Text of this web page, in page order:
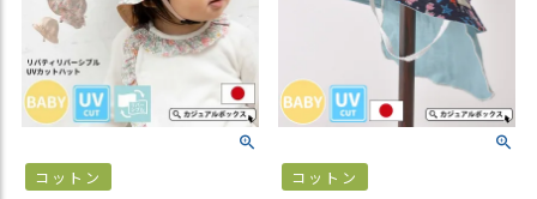
コットン コットン